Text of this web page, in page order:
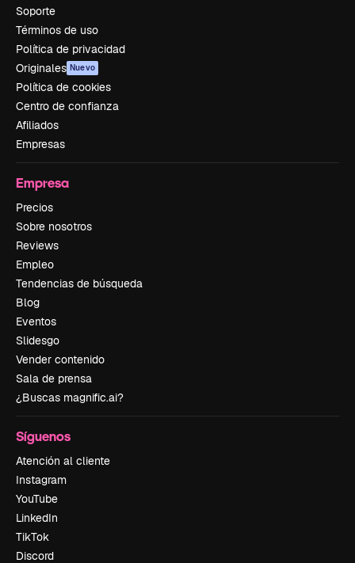
Soporte
Términos de uso
Política de privacidad
Originales Nuevo
Política de cookies
Centro de confianza
Afiliados
Empresas
Empresa
Precios
Sobre nosotros
Reviews
Empleo
Tendencias de búsqueda
Blog
Eventos
Slidesgo
Vender contenido
Sala de prensa
¿Buscas magnific.ai?
Síguenos
Atención al cliente
Instagram
YouTube
LinkedIn
TikTok
Discord